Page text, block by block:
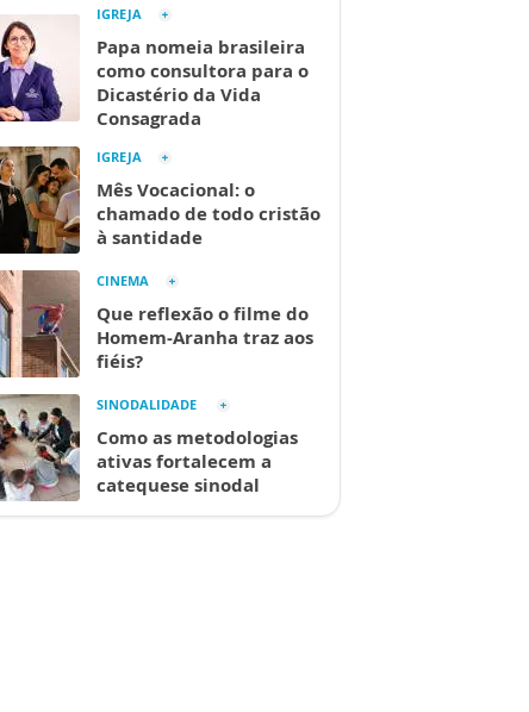
IGREJA
Papa nomeia brasileira
como consultora para o
Dicastério da Vida
Consagrada
IGREJA
Mês Vocacional: o
chamado de todo cristão
à santidade
CINEMA
Que reflexão o filme do
Homem-Aranha traz aos
fiéis?
SINODALIDADE
Como as metodologias
ativas fortalecem a
catequese sinodal